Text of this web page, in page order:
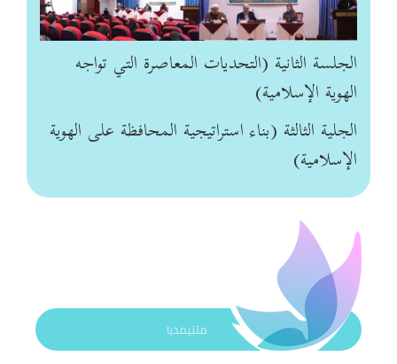
الجلسة الثانية (التحديات المعاصرة التي تواجه
الهوية الإسلامية)
الجلية الثالثة (بناء استراتيجية المحافظة على الهوية
الإسلامية)
ملتيمديا